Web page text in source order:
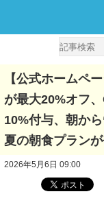
【公式ホームペ
が最大20%オフ
10%付与、朝か
夏の朝食プラン
2026年5月6日 09:00